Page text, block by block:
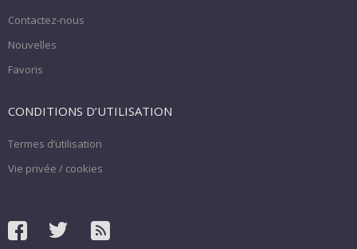
Contactez-nous
Nouvelles
Favoris
CONDITIONS D’UTILISATION
Termes d’utilisation
Vie privée / cookies